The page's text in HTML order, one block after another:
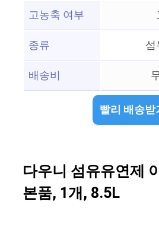
고농축 여부
종류
배송비
빨리 배송받
다우니 섬유유연제
본품, 1개, 8.5L